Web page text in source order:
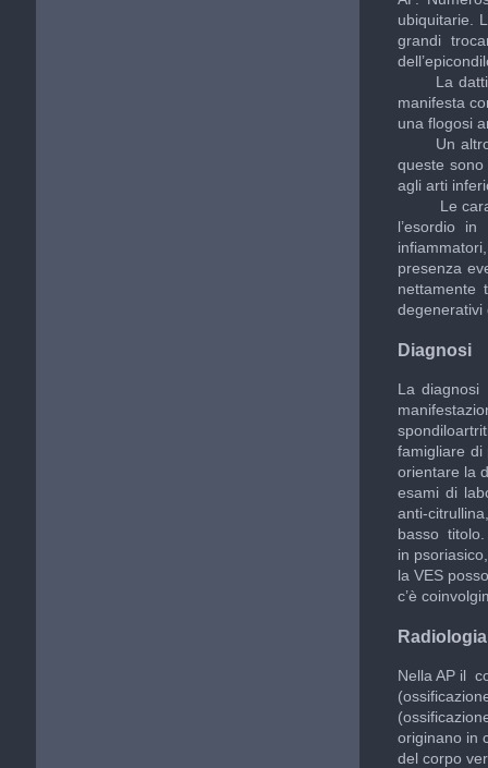
ubiquitarie.
grandi
La
manifesta
una flogosi
Un altro
queste
agli arti
Le
l’esordio
presenza
nettamente
degenerativi
Diagnosi
La
famigliare di
orientare la
esami di
anti-
basso titolo.
in
la VES
c’è
Radiologia
Nella AP il
originano in
del corpo